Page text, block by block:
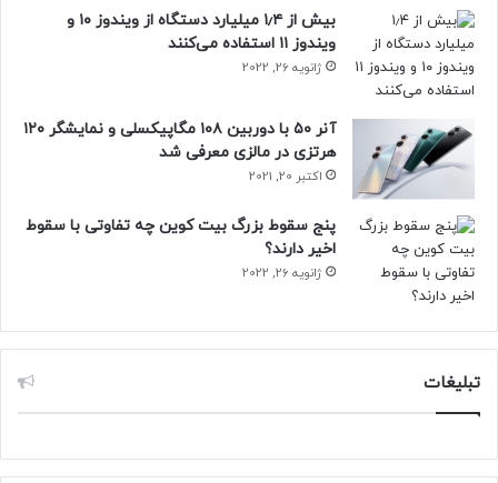
افزونه‌های یکپارچه
گوگل شیتز همچنین دارای افزونه‌هایی است که می‌تواند تجربه
کاربری شما را بهبود بخشد. این افزونه‌ها شامل ابزارهایی برای
خودکارسازی وظایف و ادغام با سایر خدمات مانند جیمیل است.
در نهایت، اگر شما یک دانشجو هستید یا فقط می‌خواهید با
صفحات گسترده آشنا شوید، گوگل شیتز گزینه‌ای عالی برای
شماست که هم رایگان است و هم استفاده از آن بسیار ساده‌تر
از اکسل است.
حتما بخوانید :
می‌شود؟
بیش از ۱٫۴ میلیارد دستگاه از ویندوز ۱۰ و
ویندوز ۱۱ استفاده می‌کنند
ژانویه 26, 2022
آنر ۵۰ با دوربین ۱۰۸ مگاپیکسلی و نمایشگر ۱۲۰
هرتزی در مالزی معرفی شد
اکتبر 20, 2021
پنج سقوط بزرگ بیت کوین چه تفاوتی با سقوط
اخیر دارند؟
ژانویه 26, 2022
تبلیغات